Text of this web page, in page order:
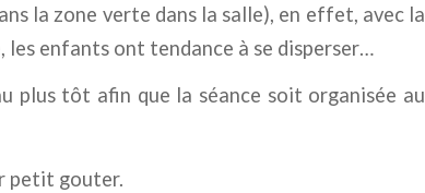
la zone verte dans la salle), en effet, avec la
les enfants ont tendance à se disperser…
plus tôt afin que la séance soit organisée au
petit gouter.